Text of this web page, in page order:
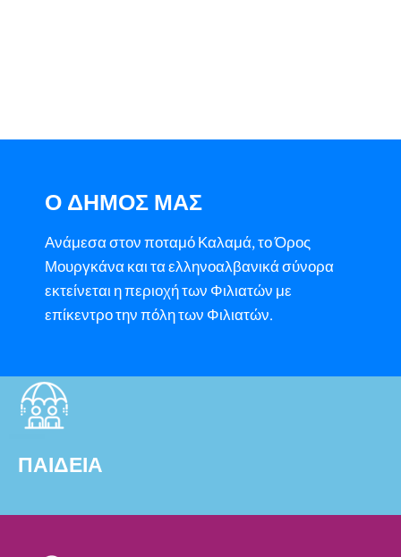
Ο ΔΗΜΟΣ ΜΑΣ
Ανάμεσα στον ποταμό Καλαμά, το Όρος
Μουργκάνα και τα ελληνοαλβανικά σύνορα
εκτείνεται η περιοχή των Φιλιατών με
επίκεντρο την πόλη των Φιλιατών.
ΥΠΗΡΕΣΙΕΣ
ΠΑΙΔΕΙΑ